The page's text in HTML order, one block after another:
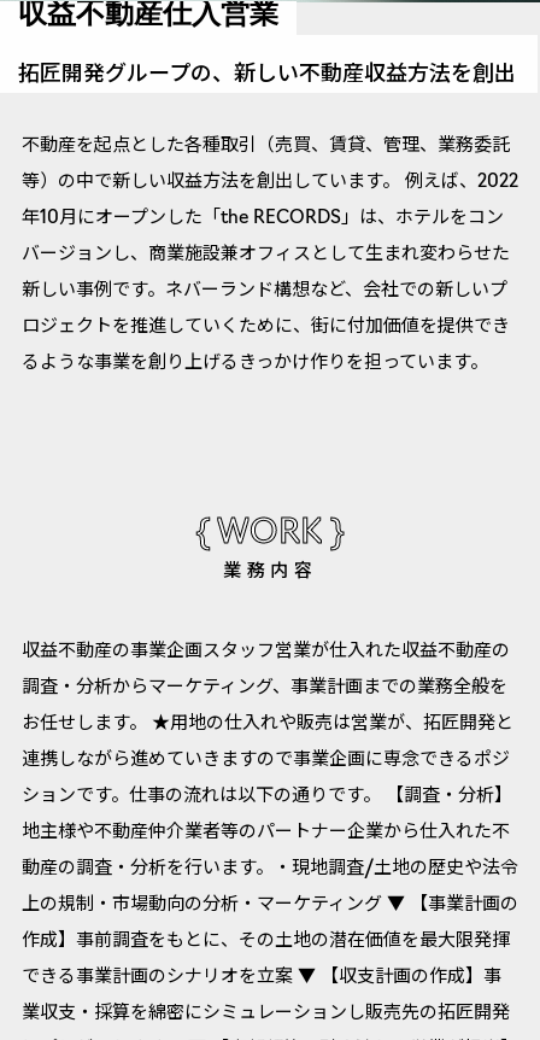
収益不動産仕入営業
拓匠開発グループの、新しい不動産収益方法を創出
不動産を起点とした各種取引（売買、賃貸、管理、業務委託
等）の中で新しい収益方法を創出しています。 例えば、2022
年10月にオープンした「the RECORDS」は、ホテルをコン
バージョンし、商業施設兼オフィスとして生まれ変わらせた
新しい事例です。ネバーランド構想など、会社での新しいプ
ロジェクトを推進していくために、街に付加価値を提供でき
るような事業を創り上げるきっかけ作りを担っています。
{ WORK }
業務内容
収益不動産の事業企画スタッフ営業が仕入れた収益不動産の
調査・分析からマーケティング、事業計画までの業務全般を
お任せします。 ★用地の仕入れや販売は営業が、拓匠開発と
連携しながら進めていきますので事業企画に専念できるポジ
ションです。仕事の流れは以下の通りです。 【調査・分析】
地主様や不動産仲介業者等のパートナー企業から仕入れた不
動産の調査・分析を行います。・現地調査/土地の歴史や法令
上の規制・市場動向の分析・マーケティング ▼ 【事業計画の
作成】事前調査をもとに、その土地の潜在価値を最大限発揮
できる事業計画のシナリオを立案 ▼ 【収支計画の作成】事
業収支・採算を綿密にシミュレーションし販売先の拓匠開発